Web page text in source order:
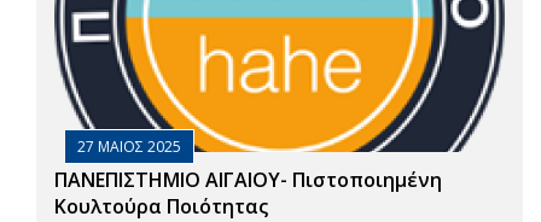
27 ΜΑΙΟΣ 2025
ΠΑΝΕΠΙΣΤΗΜΙΟ ΑΙΓΑΙΟΥ- Πιστοποιημένη
Κουλτούρα Ποιότητας